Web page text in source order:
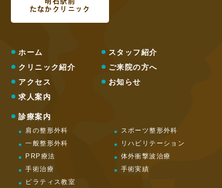
たなかクリニック
ホーム
スタッフ紹介
クリニック紹介
ご来院の方へ
アクセス
お知らせ
求人案内
診療案内
肩の整形外科
スポーツ整形外科
一般整形外科
リハビリテーション
PRP療法
体外衝撃波治療
手術治療
手術実績
ピラティス教室